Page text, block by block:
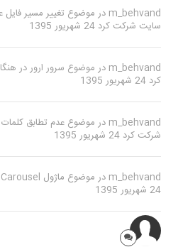
m_behvand در موضوع تغییر مسیر
سایت شرکت کرد 24 شهریور 1395
m_behvand در موضوع سرور ارور در
کرد 24 شهریور 1395
m_behvand در موضوع عدم تطابق
شرکت کرد 24 شهریور 1395
m_behvand در موضوع ماژول Unite Horizontal Carousel
24 شهریور 1395